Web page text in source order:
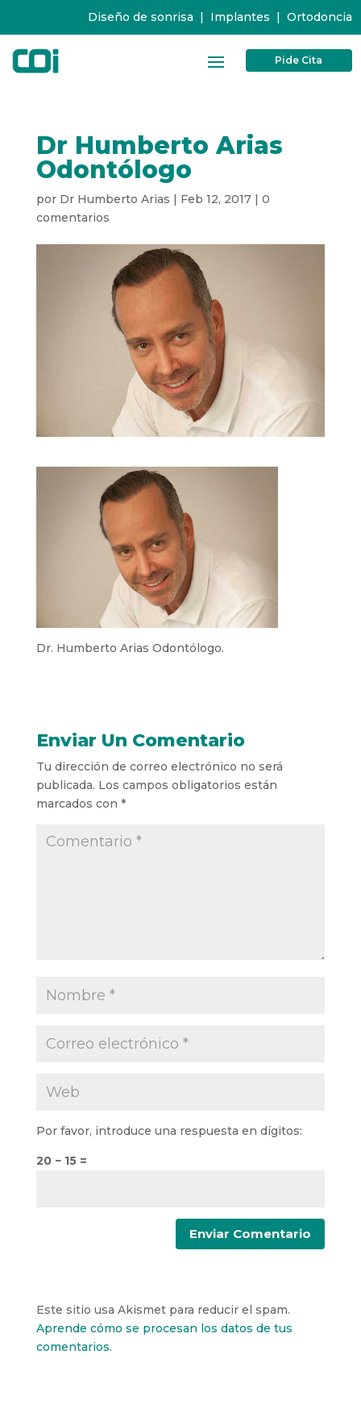
Diseño de sonrisa | Implantes | Ortodoncia
Pide Cita
Dr Humberto Arias
Odontólogo
por Dr Humberto Arias | Feb 12, 2017| 0
comentarios
Dr. Humberto Arias Odontólogo.
Enviar Un Comentario
Tu dirección de correo electrónico no será
publicada. Los campos obligatorios están
marcados con *
Por favor, introduce una respuesta en dígitos:
20 − 15 =
Este sitio usa Akismet para reducir el spam.
Aprende cómo se procesan los datos de tus
comentarios.